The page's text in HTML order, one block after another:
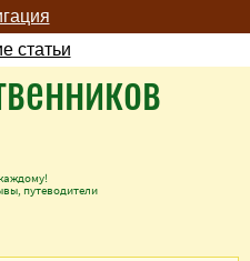
статьи
путеводители